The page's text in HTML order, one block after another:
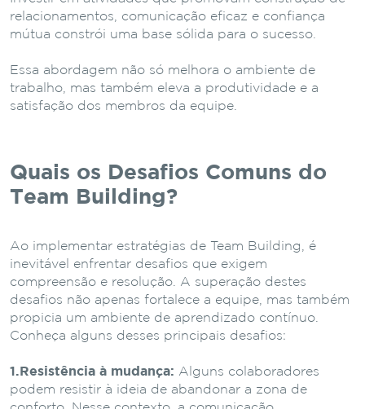
relacionamentos, comunicação eficaz e confiança
mútua constrói uma base sólida para o sucesso.
Essa abordagem não só melhora o ambiente de
trabalho, mas também eleva a produtividade e a
satisfação dos membros da equipe.
Quais os Desafios Comuns do
Team Building?
Ao implementar estratégias de Team Building, é
inevitável enfrentar desafios que exigem
compreensão e resolução. A superação destes
desafios não apenas fortalece a equipe, mas também
propicia um ambiente de aprendizado contínuo.
Conheça alguns desses principais desafios:
1.Resistência à mudança: Alguns colaboradores
podem resistir à ideia de abandonar a zona de